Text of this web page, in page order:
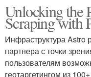
Unlocking the
Scraping with
Инфраструктура Astro
партнера с точки
пользователям
геотаргетингом из